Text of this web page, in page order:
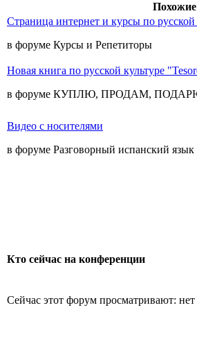
Страница интернет и курсы по
в форуме Курсы и Репетиторы
Новая книга по русской культуре
в форуме КУПЛЮ, ПРОДАМ,
Видео с носителями
в форуме Разговорный испанский язык
Кто сейчас на конференции
Сейчас этот форум просматривают: